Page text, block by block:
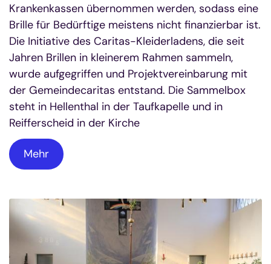
Krankenkassen übernommen werden, sodass eine
Brille für Bedürftige meistens nicht finanzierbar ist.
Die Initiative des Caritas-Kleiderladens, die seit
Jahren Brillen in kleinerem Rahmen sammeln,
wurde aufgegriffen und Projektvereinbarung mit
der Gemeindecaritas entstand. Die Sammelbox
steht in Hellenthal in der Taufkapelle und in
Reifferscheid in der Kirche
Mehr